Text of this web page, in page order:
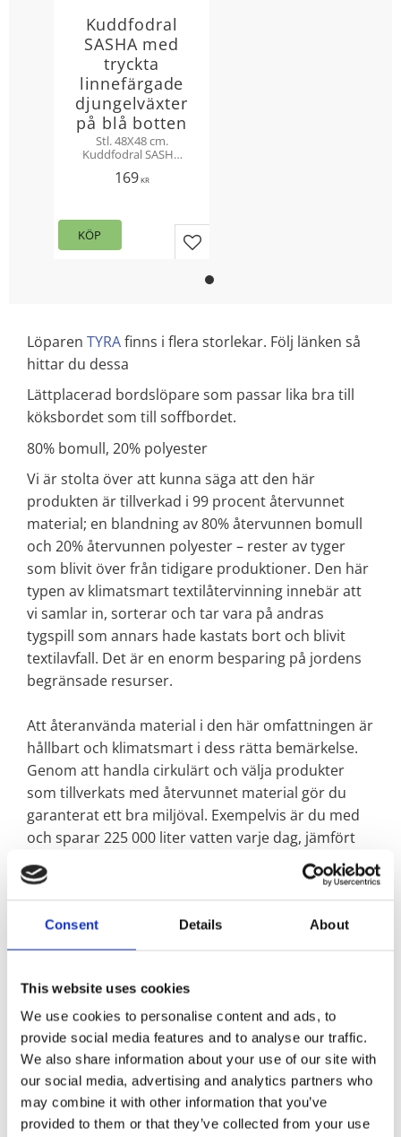
Consent Details About
This website uses cookies
We use cookies to personalise content and ads, to
provide social media features and to analyse our traffic.
We also share information about your use of our site with
our social media, advertising and analytics partners who
may combine it with other information that you’ve
provided to them or that they’ve collected from your use
Kuddfodral
SASHA med
tryckta
linnefärgade
djungelväxter
på blå botten
Stl. 48X48 cm.
Kuddfodral SASHA
blandning av
mönster på
framsidan och
enfärgad baksida
169KR
Lägg till i favoriter
KÖP
Löparen TYRAfinns i flera storlekar. Följ länken så
hittar du dessa
Lättplacerad bordslöpare som passar lika bra till
köksbordet som till soffbordet.
80% bomull, 20% polyester
Vi är stolta över att kunna säga att den här
produkten är tillverkad i 99 procent återvunnet
material; en blandning av 80% återvunnen bomull
och 20% återvunnen polyester – rester av tyger
som blivit över från tidigare produktioner. Den här
typen av klimatsmart textilåtervinning innebär att
vi samlar in, sorterar och tar vara på andras
tygspill som annars hade kastats bort och blivit
textilavfall. Det är en enorm besparing på jordens
begränsade resurser.
Att återanvända material i den här omfattningen är
hållbart och klimatsmart i dess rätta bemärkelse.
Genom att handla cirkulärt och välja produkter
som tillverkats med återvunnet material gör du
garanterat ett bra miljöval. Exempelvis är du med
och sparar 225 000 liter vatten varje dag, jämfört
med om produktionen skulle använda sig av helt
nya material. Det är lika mycket vatten som 1 607
Samtidigt är du med och bidrar till socialt
ansvarstagande och bra arbetsvillkor för våra
Recycled by Wille skapar nya, miljövänliga alternativ
och nya produkter helt utan att färga om eller
tillsätta några kemikalier i produktionsprocessen.
Ett nytt sätt att handla helt enkelt. På så sätt
strävar vi efter att ha så lite negativ miljöpåverkan
som möjligt. Produktionen är certifierad enligt: